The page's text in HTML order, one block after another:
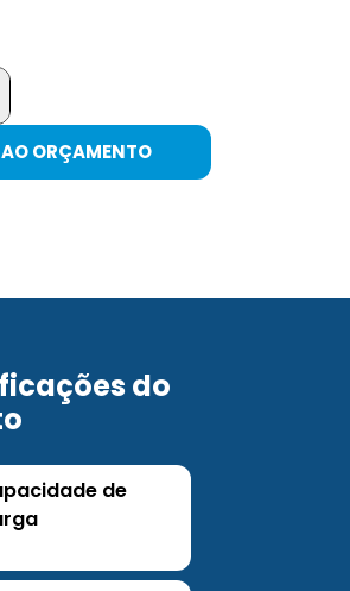
ADICIONAR AO ORÇAMENTO
do
de